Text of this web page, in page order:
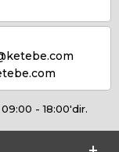
- 18:00'dir.